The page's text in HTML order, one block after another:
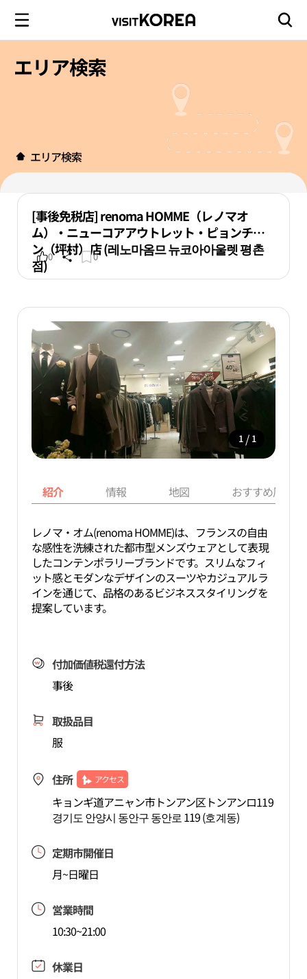
エリア検索
エリア検索
[事後免税店] renoma HOMME（レノマオ
ム）・ニューコアアウトレット・ピョンチョ
ン（坪村）店 (레노마옴므 뉴코아아울렛 평촌
점)0 0
1 / 1
紹介 情報 地図 おすすめ周辺
レノマ・オム(renoma HOMME)は、フランスの自由
な感性を洗練された都市型メンズウェアとして表現
したコンテンポラリーブランドです。スリムなフィ
ット感とモダンなデザインのスーツやカジュアルラ
インを通じて、品格のあるビジネススタイリングを
提案しています。
付加価値税還付方法
事後
取扱品目
服
住所 アクセス
キョンギ道アニャン市トンアン区トンアンロ119
경기도 안양시 동안구 동안로 119 (호계동)
定期市開催日
月~日曜日
営業時間
10:30~21:00
休業日